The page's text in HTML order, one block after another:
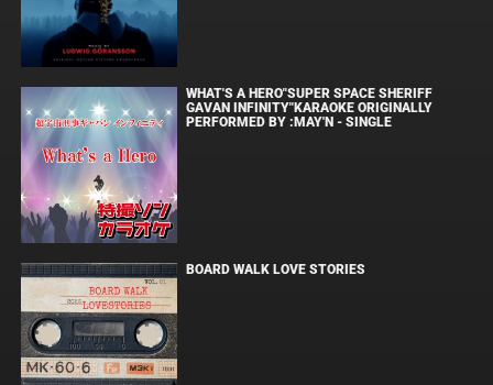
WHAT'S A HERO"SUPER SPACE SHERIFF
GAVAN INFINITY"KARAOKE ORIGINALLY
PERFORMED BY :MAY'N - SINGLE
BOARD WALK LOVE STORIES